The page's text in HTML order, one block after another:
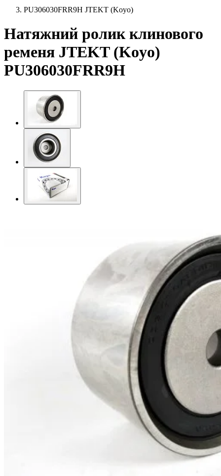
PU306030FRR9H JTEKT (Koyo)
Натяжний ролик клинового
ременя JTEKT (Koyo)
PU306030FRR9H